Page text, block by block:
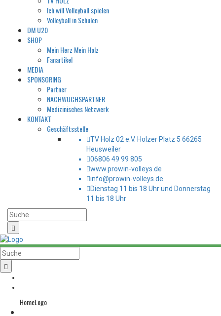
Ich will Volleyball spielen
Volleyball in Schulen
DM U20
SHOP
Mein Herz Mein Holz
Fanartikel
MEDIA
SPONSORING
Partner
NACHWUCHSPARTNER
Medizinisches Netzwerk
KONTAKT
Geschäftsstelle
TV Holz 02 e.V. Holzer Platz 5 66265
Heusweiler
06806 49 99 805
www.prowin-volleys.de
info@prowin-volleys.de
Dienstag 11 bis 18 Uhr und Donnerstag
11 bis 18 Uhr
HomeLogo